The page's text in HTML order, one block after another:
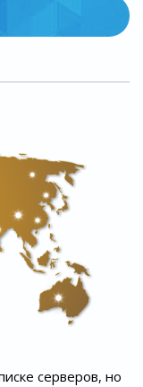
серверов, но